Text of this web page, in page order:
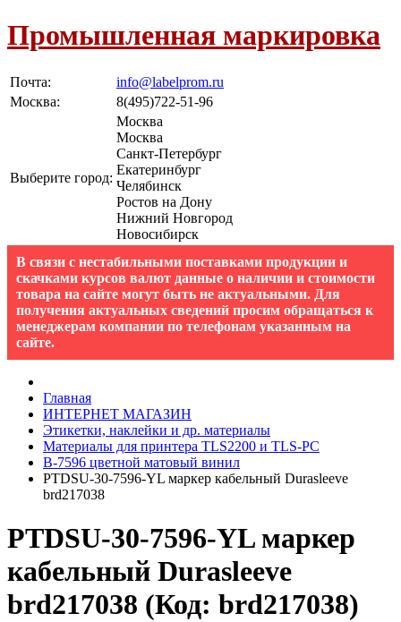
Промышленная маркировка
Почта:
info@labelprom.ru
Москва: 8(495)722-51-96
Выберите город:
Москва
Москва
Санкт-Петербург
Екатеринбург
Челябинск
Ростов на Дону
Нижний Новгород
Новосибирск
В связи с нестабильными поставками продукции и
скачками курсов валют данные о наличии и стоимости
товара на сайте могут быть не актуальными. Для
получения актуальных сведений просим обращаться к
менеджерам компании по телефонам указанным на
сайте.
Главная
ИНТЕРНЕТ МАГАЗИН
Этикетки, наклейки и др. материалы
Материалы для принтера TLS2200 и TLS-PC
B-7596 цветной матовый винил
PTDSU-30-7596-YL маркер кабельный Durasleeve
brd217038
PTDSU-30-7596-YL маркер
кабельный Durasleeve
brd217038 (Код: brd217038)